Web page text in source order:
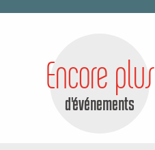
Encore plus
d'événements